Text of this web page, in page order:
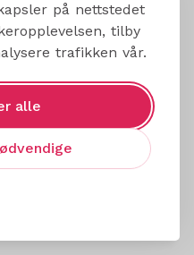
på nettstedet
tilby
trafikken vår.
alle